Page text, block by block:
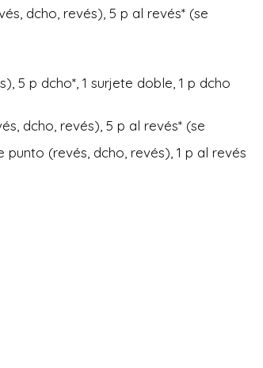
dcho, revés), 5 p al revés* (se
5 p dcho*, 1 surjete doble, 1 p dcho
dcho, revés), 5 p al revés* (se
(revés, dcho, revés), 1 p al revés